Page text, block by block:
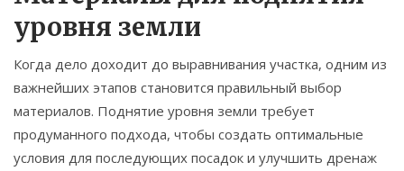
уровня земли
Когда дело доходит до выравнивания участка, одним из
важнейших этапов становится правильный выбор
материалов. Поднятие уровня земли требует
продуманного подхода, чтобы создать оптимальные
условия для последующих посадок и улучшить дренаж